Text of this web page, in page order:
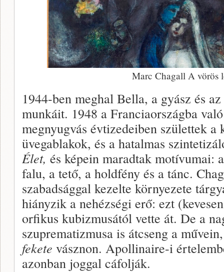
Marc Chagall A vörös
1944-ben meghal Bella, a gyász és
munkáit. 1948 a Franciaországba
megnyugvás évtizedeiben születtek a
üvegablakok, és a hatalmas
Élet, és képein maradtak motívumai:
falu, a tető, a holdfény és a tánc.
szabadsággal kezelte környezete
hiányzik a nehézségi erő: ezt
orfikus kubizmusától vette át. De a
szuprematizmusa is átcseng a
fekete vásznon. Apollinaire-i
azonban joggal cáfolják.